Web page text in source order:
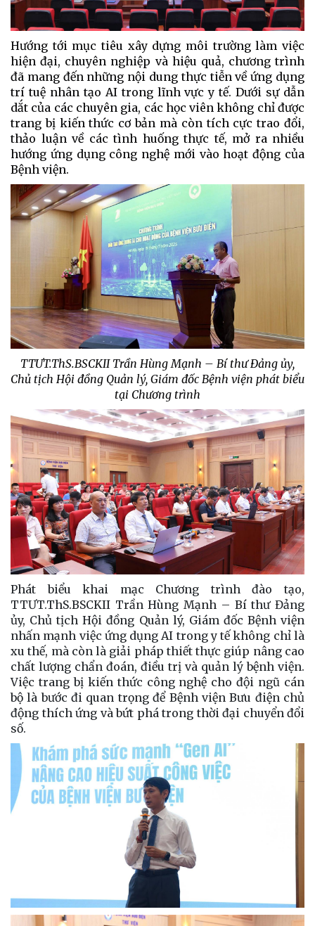
Hướng tới mụctiêu xây dựng môi trường làm việc
hiện đại, chuyên nghiệp và hiệu quả, chương trình
đã mang đến những nội dung thực tiễn về ứng dụng
trí tuệ nhân tạo AI trong lĩnh vực y tế. Dưới sự dẫn
dắt của các chuyên gia, các học viên không chỉ được
trang bị kiến thức cơ bản mà còn tích cực trao đổi,
thảo luận về các tình huống thực tế, mở ra nhiều
hướng ứng dụng công nghệ mới vào hoạt động của
Bệnh viện.
TTƯT.ThS.BSCKII Trần Hùng Mạnh – Bí thư Đảng ủy,
Chủ tịch Hội đồng Quản lý, Giám đốc Bệnh viện phát biểu
tại Chương trình
Phát biểu khai mạc Chương trình đào tạo,
TTƯT.ThS.BSCKII Trần Hùng Mạnh – Bí thư Đảng
ủy, Chủ tịch Hội đồng Quản lý, Giám đốc Bệnh viện
nhấn mạnh việc ứng dụng AI trong y tế không chỉ là
xu thế, mà còn là giải pháp thiết thực giúp nâng cao
chất lượng chẩn đoán, điều trị và quản lý bệnh viện.
Việc trang bị kiến thức công nghệ cho đội ngũ cán
bộ là bước đi quan trọng để Bệnh viện Bưu điện chủ
động thích ứng và bứt phá trong thời đại chuyển đổi
số.